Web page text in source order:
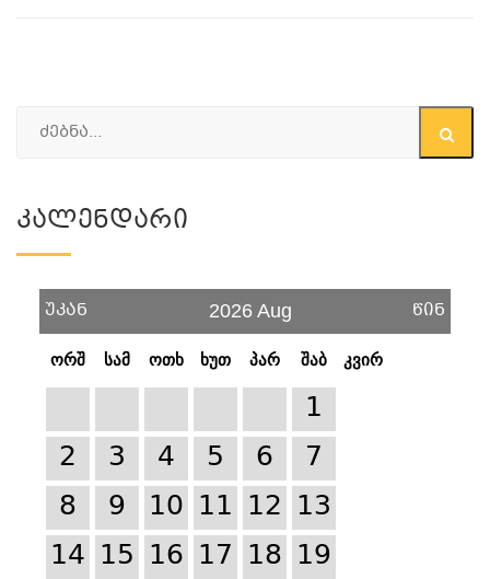
Კალენდარი
უკან 2026 Aug წინ
ორშ სამ ოთხ ხუთ პარ შაბ კვირ
1
2
3 4 5 6
7
8
9 10 11 12 13
14 15 16 17 18 19